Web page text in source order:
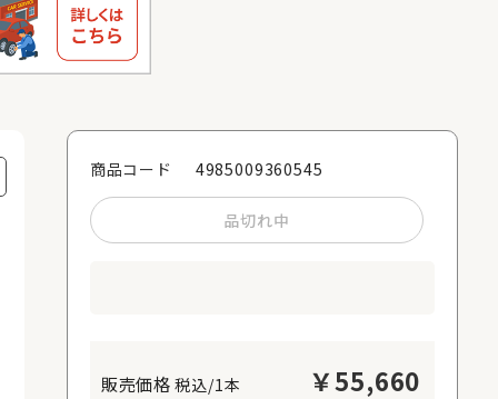
商品コード 4985009360545
品切れ中
税込/1本 ￥55,660